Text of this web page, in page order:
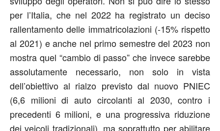
per l’Italia, che nel 2022 ha registrato un deciso
rallentamento delle immatricolazioni (-15% rispetto
al 2021) e anche nel primo semestre del 2023 non
mostra quel “cambio di passo” che invece sarebbe
assolutamente necessario, non solo in vista
dell’obiettivo al rialzo previsto dal nuovo PNIEC
(6,6 milioni di auto circolanti al 2030, contro i
precedenti 6 milioni, e una progressiva riduzione
dei veicoli tradizionali), ma soprattutto per abilitare